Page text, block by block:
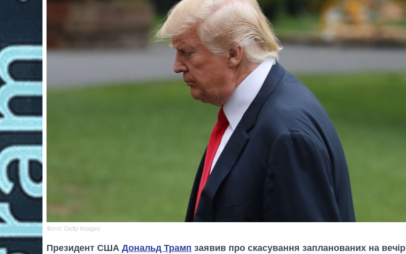
Фото: Getty Images
Президент США Дональд Трамп заявив про скасування запланованих на вечір